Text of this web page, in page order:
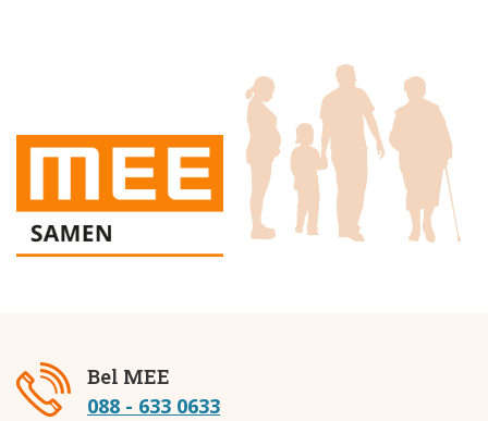
Bel MEE
088 - 633 0633